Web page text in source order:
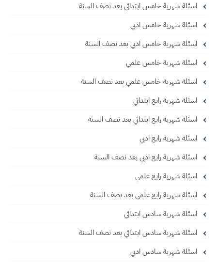
اسئلة شهرية خامس ابتدائي بعد نصف السنة
اسئلة شهرية خامس ادبي
اسئلة شهرية خامس ادبي بعد نصف السنة
اسئلة شهرية خامس علمي
اسئلة شهرية خامس علمي بعد نصف السنة
اسئلة شهرية رابع ابتدائي
اسئلة شهرية رابع ابتدائي بعد نصف السنة
اسئلة شهرية رابع ادبي
اسئلة شهرية رابع ادبي بعد نصف السنة
اسئلة شهرية رابع علمي
اسئلة شهرية رابع علمي بعد نصف السنة
اسئلة شهرية سادس ابتدائي
اسئلة شهرية سادس ابتدائي بعد نصف السنة
اسئلة شهرية سادس ادبي